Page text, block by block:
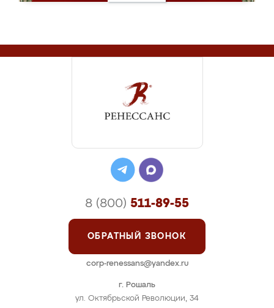
г. Рошаль
ул. Октябрьской Революции, 34
8 (800) 511-89-55
ОБРАТНЫЙ ЗВОНОК
corp-renessans@yandex.ru